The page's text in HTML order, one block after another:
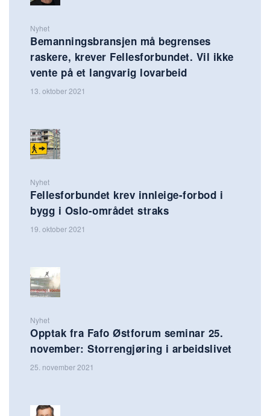
Nyhet
Bemanningsbransjen må begrenses
raskere, krever Fellesforbundet. Vil ikke
vente på et langvarig lovarbeid
13. oktober 2021
Nyhet
Fellesforbundet krev innleige-forbod i
bygg i Oslo-området straks
19. oktober 2021
Nyhet
Opptak fra Fafo Østforum seminar 25.
november: Storrengjøring i arbeidslivet
25. november 2021